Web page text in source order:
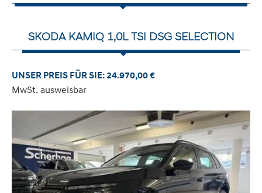
SKODA KAMIQ 1,0L TSI DSG SELECTION
UNSER PREIS FÜR SIE: 24.970,00 €
MwSt. ausweisbar